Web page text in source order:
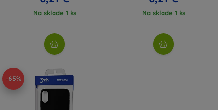
Na sklade 1 ks Na sklade 1 ks
-65%